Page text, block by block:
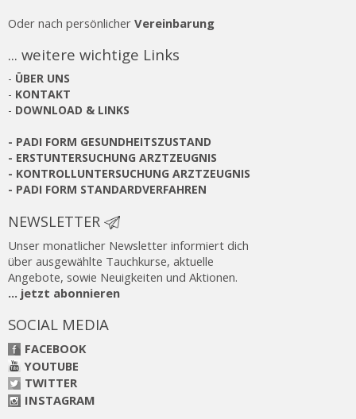
Oder nach persönlicher Vereinbarung
... weitere wichtige Links
- ÜBER UNS
- KONTAKT
- DOWNLOAD & LINKS
- PADI FORM GESUNDHEITSZUSTAND
- ERSTUNTERSUCHUNG ARZTZEUGNIS
- KONTROLLUNTERSUCHUNG ARZTZEUGNIS
- PADI FORM STANDARDVERFAHREN
NEWSLETTER
Unser monatlicher Newsletter informiert dich
über ausgewählte Tauchkurse, aktuelle
Angebote, sowie Neuigkeiten und Aktionen.
... jetzt abonnieren
SOCIAL MEDIA
FACEBOOK
YOUTUBE
TWITTER
INSTAGRAM